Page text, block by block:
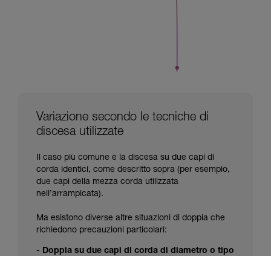
Variazione secondo le tecniche di
discesa utilizzate
Il caso più comune è la discesa su due capi di
corda identici, come descritto sopra (per esempio,
due capi della mezza corda utilizzata
nell’arrampicata).
Ma esistono diverse altre situazioni di doppia che
richiedono precauzioni particolari:
- Doppia su due capi di corda di diametro o tipo